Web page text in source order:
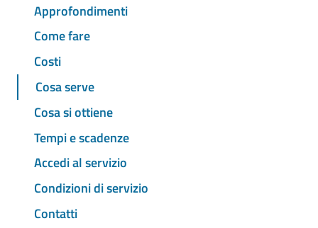
Approfondimenti
Come fare
Costi
Cosa serve
Cosa si ottiene
Tempi e scadenze
Accedi al servizio
Condizioni di servizio
Contatti